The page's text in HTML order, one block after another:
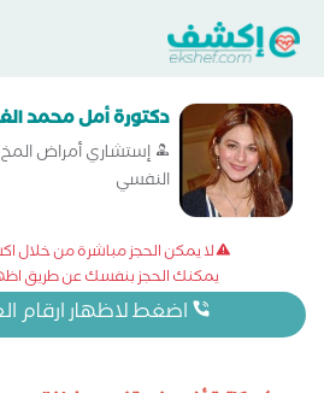
دكتورة أمل محمد
إستشاري أمراض
النفسي
لا يمكن الحجز مباشرة من خلال
يمكنك الحجز بنفسك عن طريق
اضغط لاظهار ارقام